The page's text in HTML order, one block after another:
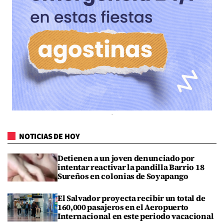
NOTICIAS DE HOY
Detienen a un joven denunciado por
intentar reactivar la pandilla Barrio 18
Sureños en colonias de Soyapango
El Salvador proyecta recibir un total de
160,000 pasajeros en el Aeropuerto
Internacional en este periodo vacacional